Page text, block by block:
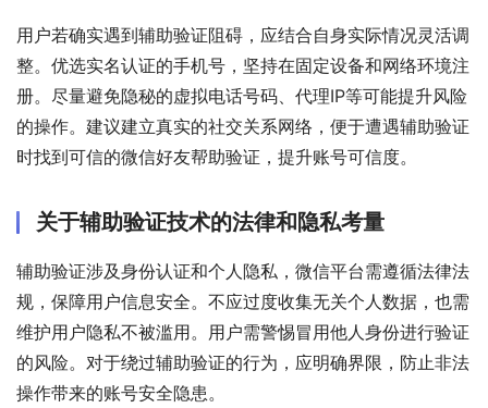
用户若确实遇到辅助验证阻碍，应结合自身实际情况灵活调
整。优选实名认证的手机号，坚持在固定设备和网络环境注
册。尽量避免隐秘的虚拟电话号码、代理IP等可能提升风险
的操作。建议建立真实的社交关系网络，便于遭遇辅助验证
时找到可信的微信好友帮助验证，提升账号可信度。
关于辅助验证技术的法律和隐私考量
辅助验证涉及身份认证和个人隐私，微信平台需遵循法律法
规，保障用户信息安全。不应过度收集无关个人数据，也需
维护用户隐私不被滥用。用户需警惕冒用他人身份进行验证
的风险。对于绕过辅助验证的行为，应明确界限，防止非法
操作带来的账号安全隐患。